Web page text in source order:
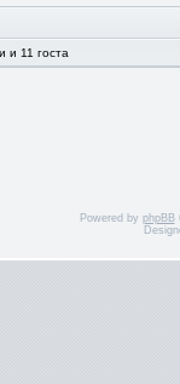
и 11 госта
Powered by phpBB